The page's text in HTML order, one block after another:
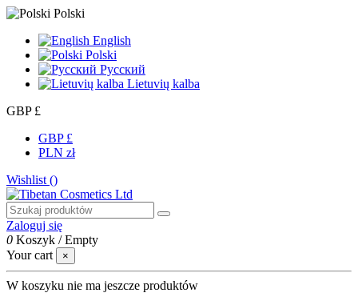
Polski
English
Polski
Русский
Lietuvių kalba
GBP £
GBP £
PLN zł
Wishlist ()
Zaloguj się
0 Koszyk /Empty
Your cart
×
W koszyku nie ma jeszcze produktów